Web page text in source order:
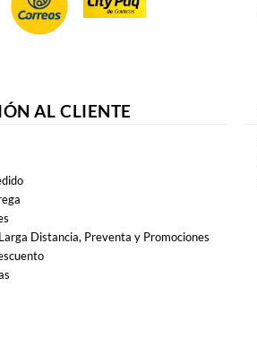
AL CLIENTE
Distancia, Preventa y Promociones